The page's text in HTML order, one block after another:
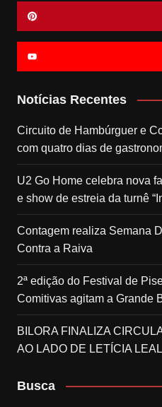
Notícias Recentes
Circuito de Hambúrguer e
com quatro dias de
U2 Go Home celebra nova
e show de estreia da turnê
Contagem realiza Semana
Contra a Raiva
2ª edição do Festival de
Comitivas agitam a Grande
BILORA FINALIZA
AO LADO DE LETÍCIA
Busca